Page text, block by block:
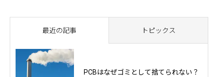
最近の記事 トピックス
PCBはなぜゴミとして捨てられない？